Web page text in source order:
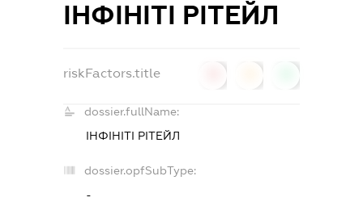
ІНФІНІТІ РІТЕЙЛ
riskFactors.title
dossier.fullName:
ІНФІНІТІ РІТЕЙЛ
dossier.opfSubType:
-